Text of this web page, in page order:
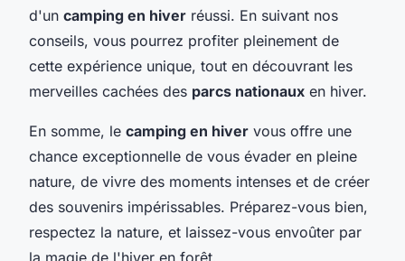
d'un camping en hiver réussi. En suivant nos
conseils, vous pourrez profiter pleinement de
cette expérience unique, tout en découvrant les
merveilles cachées des parcs nationaux en hiver.
En somme, le camping en hiver vous offre une
chance exceptionnelle de vous évader en pleine
nature, de vivre des moments intenses et de créer
des souvenirs impérissables. Préparez-vous bien,
respectez la nature, et laissez-vous envoûter par
la magie de l'hiver en forêt.